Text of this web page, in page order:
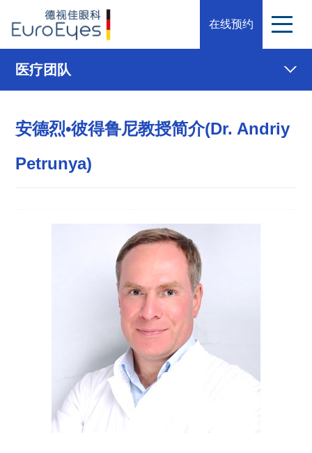
在线预约
医疗团队
安德烈•彼得鲁尼教授简介(Dr. Andriy
Petrunya)